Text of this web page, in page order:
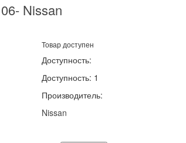
Nissan
Товар доступен
Доступность:
Доступность: 1
Производитель:
Nissan